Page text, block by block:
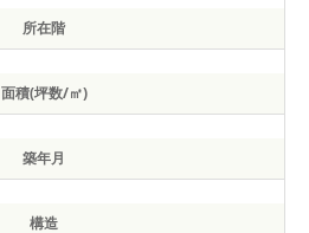
所在階
面積(坪数/㎡)
築年月
構造